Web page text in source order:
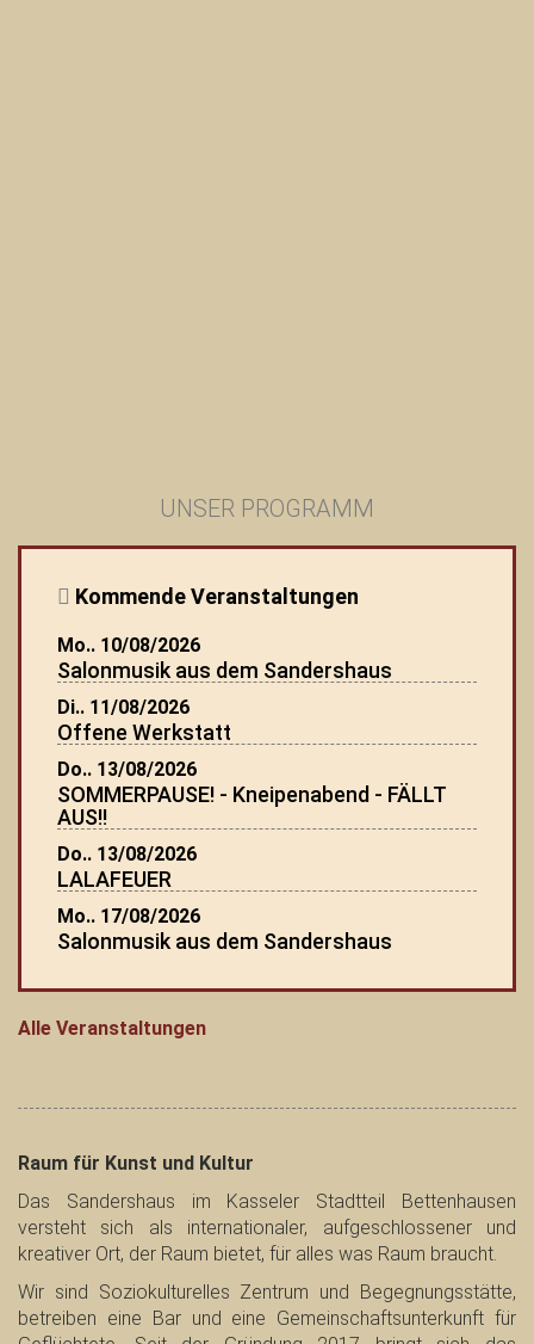
UNSER PROGRAMM
Kommende Veranstaltungen
Mo.. 10/08/2026
Salonmusik aus dem Sandershaus
Di.. 11/08/2026
Offene Werkstatt
Do.. 13/08/2026
SOMMERPAUSE! - Kneipenabend - FÄLLT
AUS!!
Do.. 13/08/2026
LALAFEUER
Mo.. 17/08/2026
Salonmusik aus dem Sandershaus
Alle Veranstaltungen
Raum für Kunst und Kultur
Das Sandershaus im Kasseler Stadtteil Bettenhausen
versteht sich als internationaler, aufgeschlossener und
kreativer Ort, der Raum bietet, für alles was Raum braucht.
Wir sind Soziokulturelles Zentrum und Begegnungsstätte,
betreiben eine Bar und eine Gemeinschaftsunterkunft für